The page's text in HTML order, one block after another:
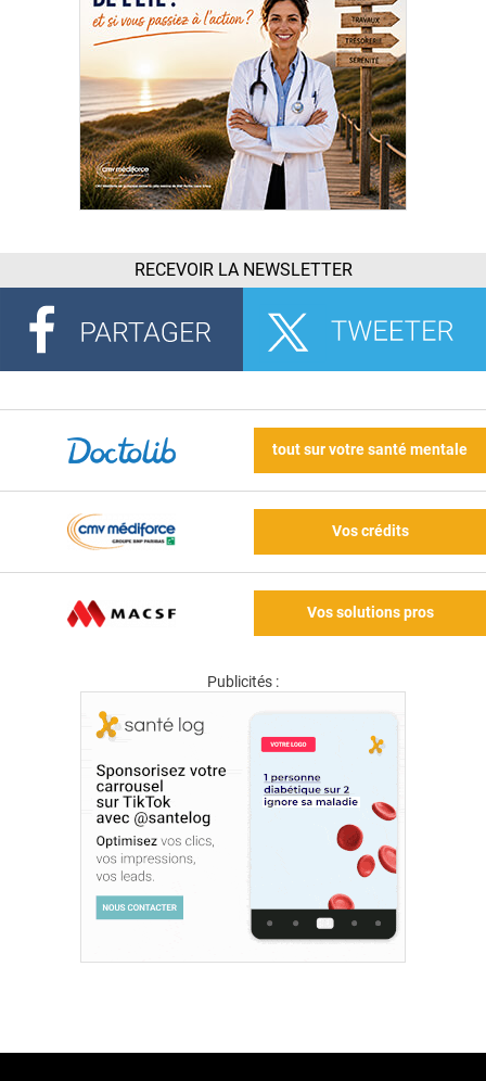
RECEVOIR LA NEWSLETTER
tout sur votre santé mentale
Vos crédits
Vos solutions pros
Publicités :